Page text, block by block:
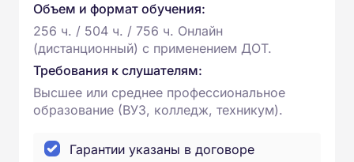
Объем и формат обучения:
256 ч. / 504 ч. / 756 ч. Онлайн
(дистанционный) с применением ДОТ.
Требования к слушателям:
Высшее или среднее профессиональное
образование (ВУЗ, колледж, техникум).
Гарантии указаны в договоре